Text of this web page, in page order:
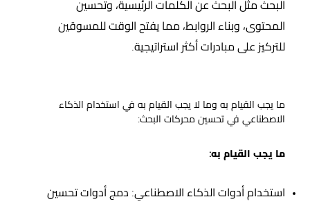
البحث مثل البحث عن الكلمات الرئيسية، وتحسين
المحتوى، وبناء الروابط، مما يفتح الوقت للمسوقين
للتركيز على مبادرات أكثر استراتيجية.
ما يجب القيام به وما لا يجب القيام به في استخدام الذكاء
الاصطناعي في تحسين محركات البحث:
ما يجب القيام به:
استخدام أدوات الذكاء الاصطناعي: دمج أدوات تحسين